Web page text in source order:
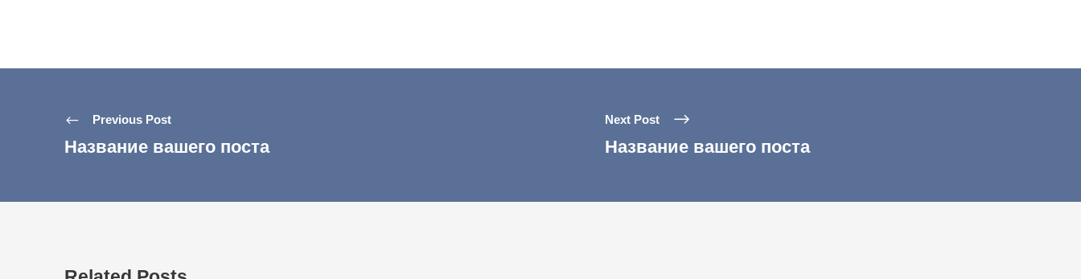
Previous Post
Название вашего поста
Next Post
Название вашего поста